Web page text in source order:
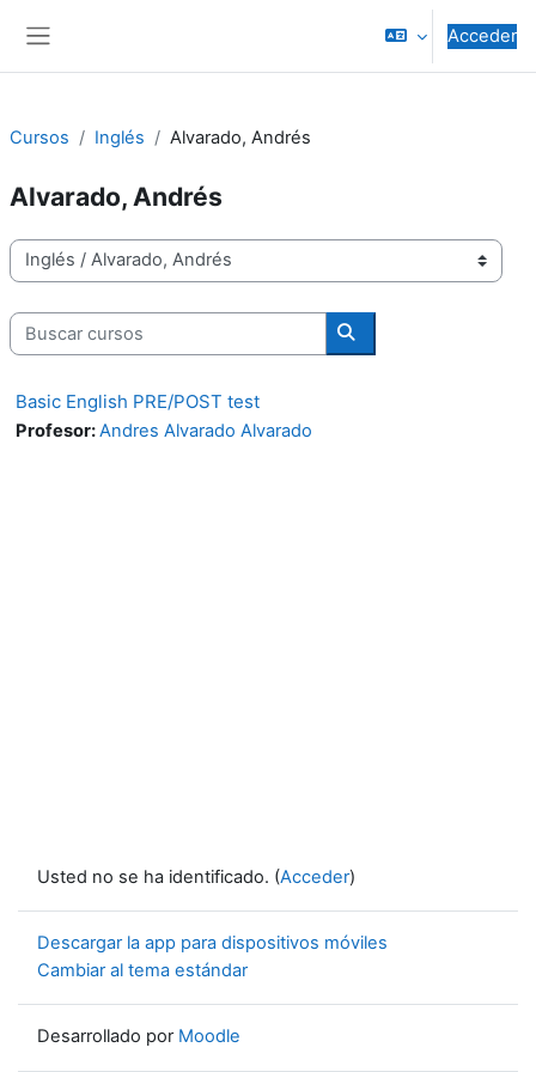
Acceder
Cursos Inglés Alvarado, Andrés
Alvarado, Andrés
Categorías
Buscar cursos
Buscar cursos
Basic English PRE/POST test
Profesor:Andres Alvarado Alvarado
Usted no se ha identificado. (Acceder)
Descargar la app para dispositivos móviles
Cambiar al tema estándar
Desarrollado por Moodle